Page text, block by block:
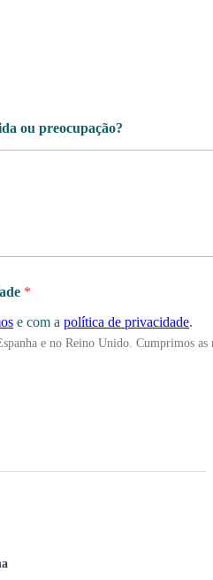
ou preocupação?
*
e com a política de privacidade.
e no Reino Unido. Cumprimos